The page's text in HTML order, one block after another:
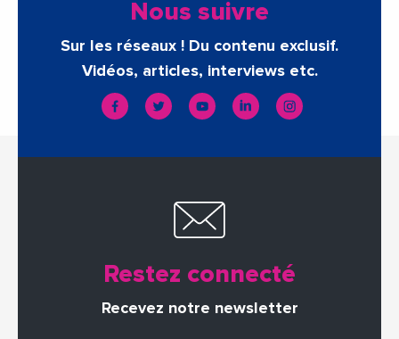
Nous suivre
Sur les réseaux ! Du contenu exclusif.
Vidéos, articles, interviews etc.
Restez connecté
Recevez notre newsletter